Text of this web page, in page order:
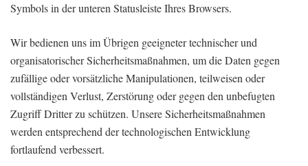
Symbols in der unteren Statusleiste Ihres Browsers.
Wir bedienen uns im Übrigen geeigneter technischer und
organisatorischer Sicherheitsmaßnahmen, um die Daten gegen
zufällige oder vorsätzliche Manipulationen, teilweisen oder
vollständigen Verlust, Zerstörung oder gegen den unbefugten
Zugriff Dritter zu schützen. Unsere Sicherheitsmaßnahmen
werden entsprechend der technologischen Entwicklung
fortlaufend verbessert.